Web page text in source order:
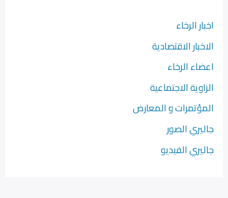
اخبار الرخاء
الاخبار الاقتصادية
اعضاء الرخاء
الزاوية الاجتماعية
المؤتمرات و المعارض
جاليري الصور
جاليري الفيديو